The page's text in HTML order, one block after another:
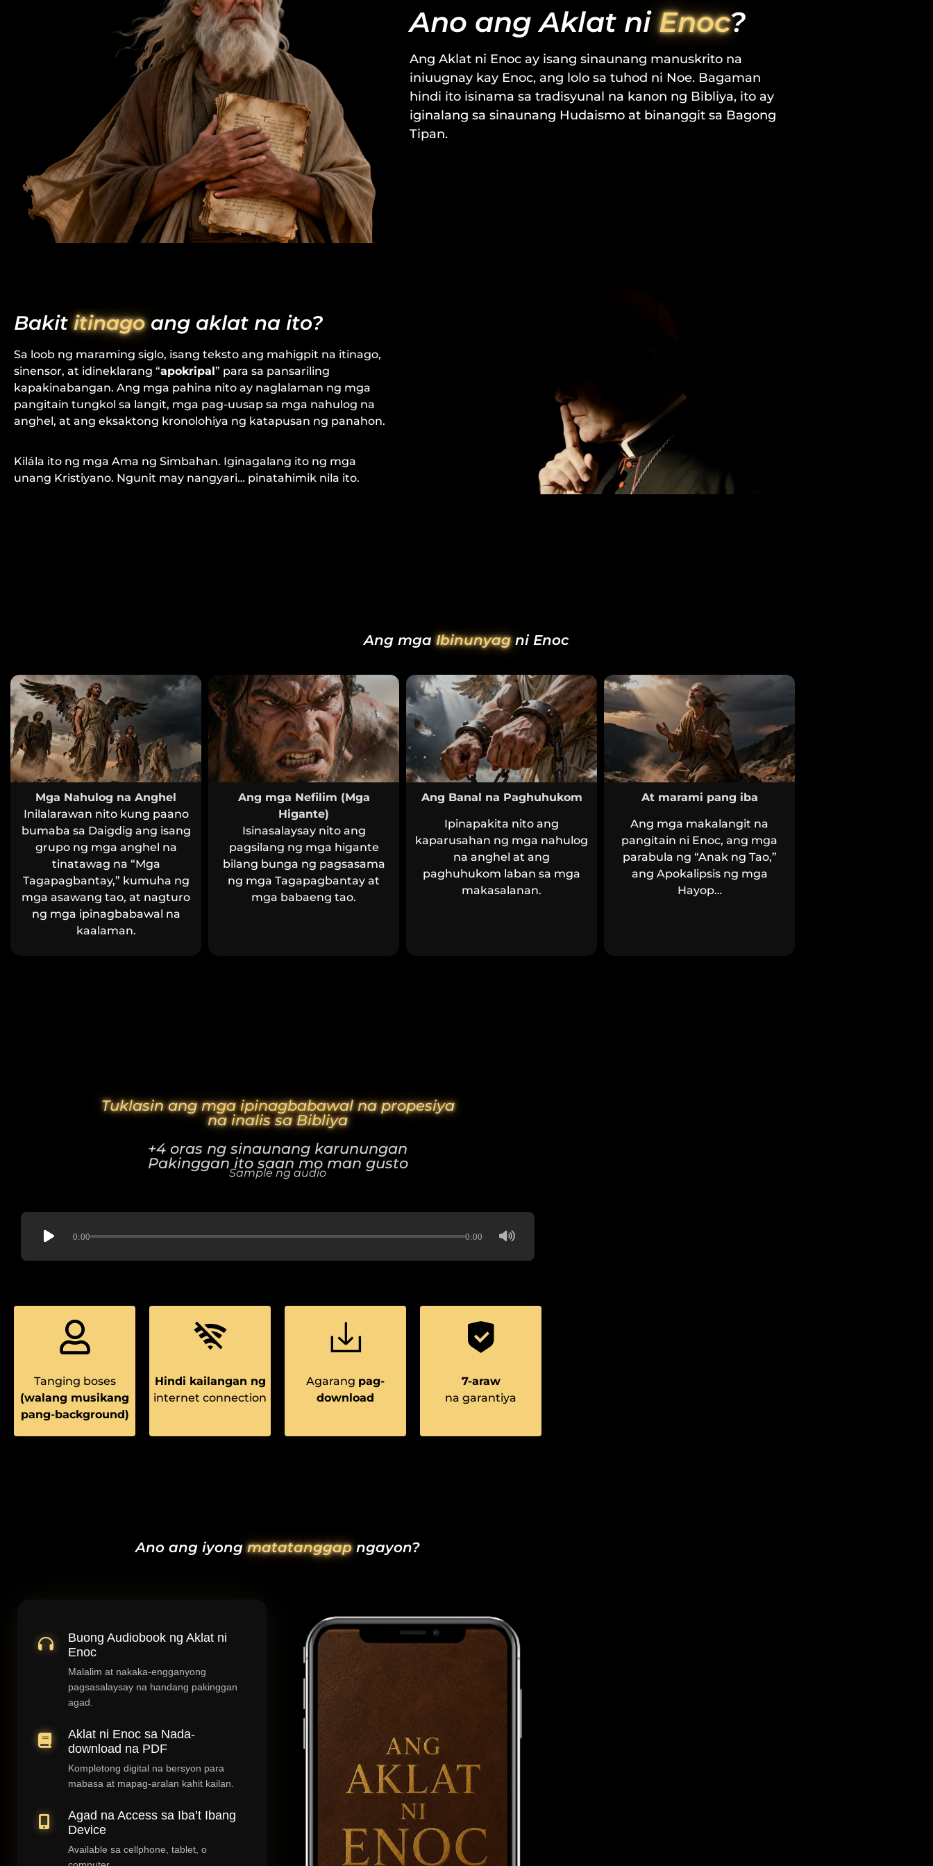
Ano ang Aklat niEnoc?
Ang Aklat ni Enoc ay isang sinaunang manuskrito na
iniuugnay kay Enoc, ang lolo sa tuhod ni Noe. Bagaman
hindi ito isinama sa tradisyunal na kanon ng Bibliya, ito ay
iginalang sa sinaunang Hudaismo at binanggit sa Bagong
Tipan.
Bakititinagoang aklat na ito?
Sa loob ng maraming siglo, isang teksto ang mahigpit na itinago,
sinensor, at idineklarang “apokripal” para sa pansariling
kapakinabangan. Ang mga pahina nito ay naglalaman ng mga
pangitain tungkol sa langit, mga pag-uusap sa mga nahulog na
anghel, at ang eksaktong kronolohiya ng katapusan ng panahon.
Kilála ito ng mga Ama ng Simbahan. Iginagalang ito ng mga
unang Kristiyano. Ngunit may nangyari… pinatahimik nila ito.
Ang mgaIbinunyagni Enoc
Mga Nahulog na Anghel
Inilalarawan nito kung paano
bumaba sa Daigdig ang isang
grupo ng mga anghel na
tinatawag na “Mga
Tagapagbantay,” kumuha ng
mga asawang tao, at nagturo
ng mga ipinagbabawal na
kaalaman.
Ang mga Nefilim (Mga
Higante)
Isinasalaysay nito ang
pagsilang ng mga higante
bilang bunga ng pagsasama
ng mga Tagapagbantay at
mga babaeng tao.
Ang Banal na Paghuhukom
Ipinapakita nito ang
kaparusahan ng mga nahulog
na anghel at ang
paghuhukom laban sa mga
makasalanan.
At marami pang iba
Ang mga makalangit na
pangitain ni Enoc, ang mga
parabula ng “Anak ng Tao,”
ang Apokalipsis ng mga
Hayop…
Tuklasin ang mga ipinagbabawal na propesiya
na inalis sa Bibliya
+4 oras ng sinaunang karunungan
Pakinggan ito saan mo man gusto
Sample ng audio
0:00 0:00
Tanging boses
(walang musikang
pang-background)
Hindi kailangan ng
internet connection
Agarang pag-
download
7-araw
na garantiya
Ano ang iyongmatatanggapngayon?
Buong Audiobook ng Aklat ni
Enoc
Malalim at nakaka-engganyong
pagsasalaysay na handang pakinggan
agad.
Aklat ni Enoc sa Nada-
download na PDF
Kompletong digital na bersyon para
mabasa at mapag-aralan kahit kailan.
Agad na Access sa Iba’t Ibang
Device
Available sa cellphone, tablet, o